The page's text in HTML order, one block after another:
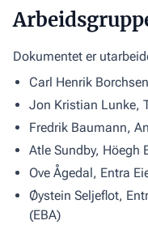
Dokumentet er
Carl Henrik
Jon Kristian Lunke,
Fredrik Baumann,
Atle Sundby, Höegh
Ove Ågedal, Entra
Øystein Seljeflot,
(EBA)